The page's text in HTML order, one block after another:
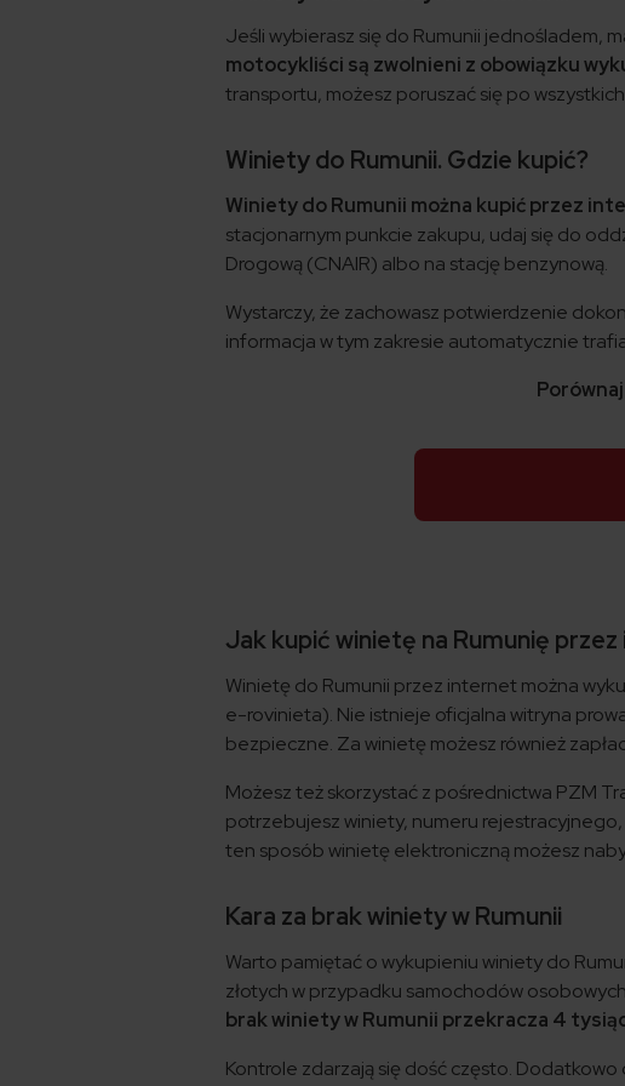
Jeśli wybierasz się do Rumunii jednośladem,
motocykliści są zwolnieni z obowiązku
transportu, możesz poruszać się po
Winiety do Rumunii. Gdzie kupić?
Winiety do Rumunii można kupić przez
stacjonarnym punkcie zakupu, udaj się do
Drogową (CNAIR) albo na stację benzynową.
Wystarczy, że zachowasz potwierdzenie
informacja w tym zakresie automatycznie
Jak kupić winietę na Rumunię
Winietę do Rumunii przez internet można
e-rovinieta). Nie istnieje oficjalna witryna
bezpieczne. Za winietę możesz również
Możesz też skorzystać z pośrednictwa PZM
potrzebujesz winiety, numeru
ten sposób winietę elektroniczną możesz
Kara za brak winiety w Rumunii
Warto pamiętać o wykupieniu winiety do
złotych w przypadku samochodów
brak winiety w Rumunii przekracza 4
Kontrole zdarzają się dość często.